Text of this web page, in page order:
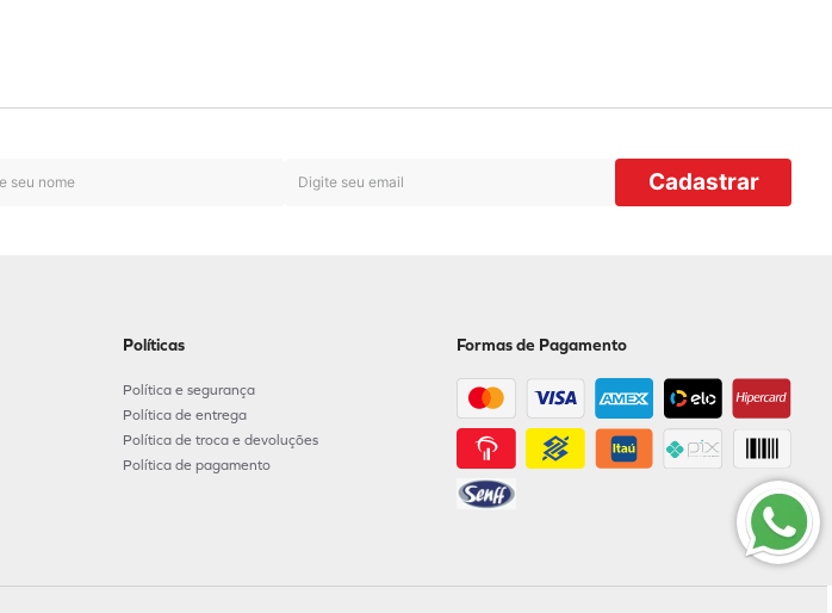
Cadastrar
Políticas
Política e segurança
Política de entrega
Política de troca e devoluções
Política de pagamento
Formas de Pagamento